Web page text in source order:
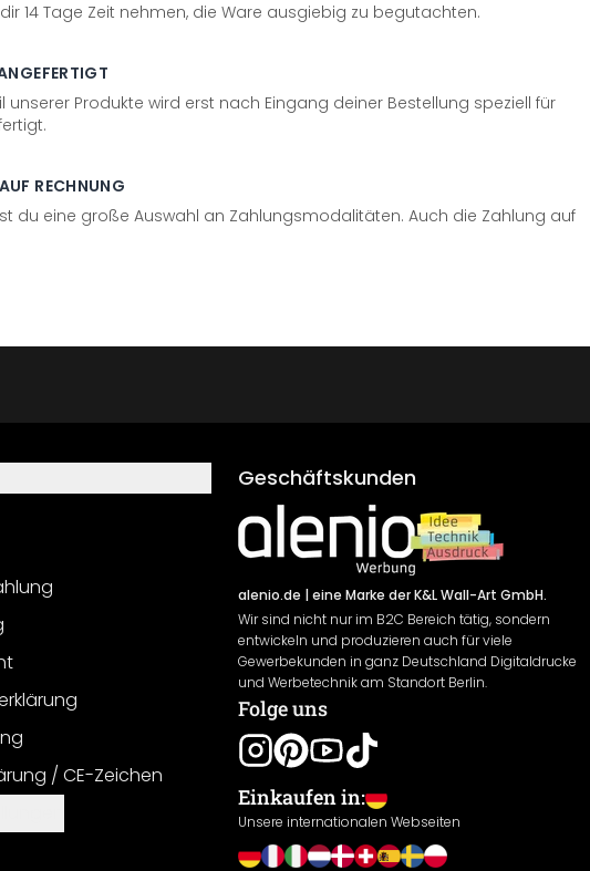
14 Tage Zeit nehmen, die Ware ausgiebig zu begutachten.
unserer Produkte wird erst nach Eingang deiner Bestellung speziell für
RECHNUNG
du eine große Auswahl an Zahlungsmodalitäten. Auch die Zahlung auf
/ CE-Zeichen
Geschäftskunden
alenio.de | eine Marke der K&L Wall-Art GmbH.
Wir sind nicht nur im B2C Bereich tätig, sondern
entwickeln und produzieren auch für viele
Gewerbekunden in ganz Deutschland Digitaldrucke
und Werbetechnik am Standort Berlin.
Folge uns
Einkaufen in:
Unsere internationalen Webseiten